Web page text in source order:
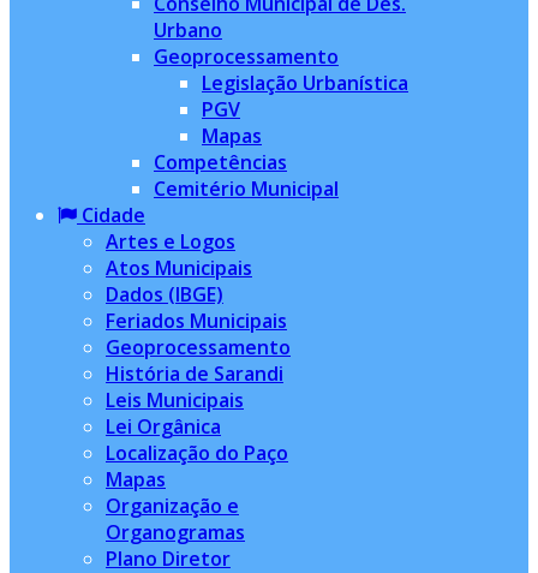
Urbano
Geoprocessamento
Legislação Urbanística
PGV
Mapas
Competências
Cemitério Municipal
Cidade
Artes e Logos
Atos Municipais
Dados (IBGE)
Feriados Municipais
Geoprocessamento
História de Sarandi
Leis Municipais
Lei Orgânica
Localização do Paço
Mapas
Organização e
Organogramas
Plano Diretor